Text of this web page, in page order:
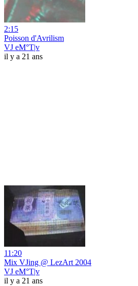
2:15
Poisson d'Avrilism
VJ eM°T|v
il y a 21 ans
11:20
Mix VJing @ LezArt 2004
VJ eM°T|v
il y a 21 ans